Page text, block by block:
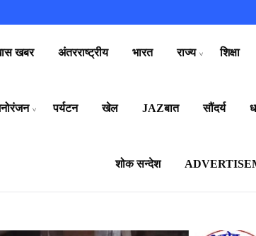
खबर अंतरराष्ट्रीय भारत राज्य शिक्षा
पर्यटन खेल JAZबात सौंदर्य
शोक सन्देश